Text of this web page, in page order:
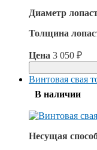
Диаметр
Толщина
Цена 3 050 ₽
Винтовая свая
В наличии
Несущая